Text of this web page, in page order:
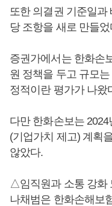
또한 의결권 기준일과
당 조항을 새로 만들었
증권가에서는 한화손
원 정책을 두고 규모
정적이란 평가가 나왔
다만 한화손보는
(기업가치 제고) 계획
않았다.
△임직원과 소통 강화
나채범은 한화손해보